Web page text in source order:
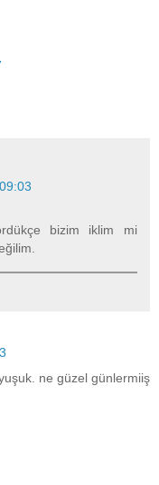
bizim iklim mi
ne güzel günlermiiş